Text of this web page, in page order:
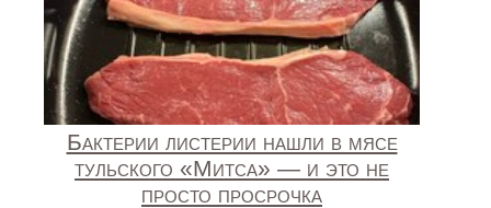
Бактерии листерии нашли в мясе
тульского «Митса» — и это не
просто просрочка